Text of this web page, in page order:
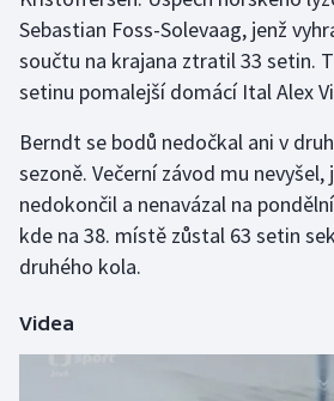
Krasobruslení
Lyže a snowboard
Moderní pětiboj
Sebastian Foss-Solevaag, jenž
součtu na krajana ztratil 33 setin.
setinu pomalejší domácí Ital Alex
Berndt se bodů nedočkal ani v
sezoně. Večerní závod mu nevyšel,
nedokončil a nenavázal na
kde na 38. místě zůstal 63 setin
druhého kola.
Videa